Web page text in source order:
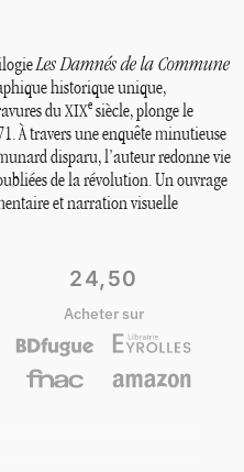
Les Damnés de la Commune
historique unique,
duXIXe siècle, plonge le
À travers une enquête minutieuse
disparu, l’auteur redonne vie
de la révolution. Un ouvrage
et narration visuelle
24,50
Acheter sur